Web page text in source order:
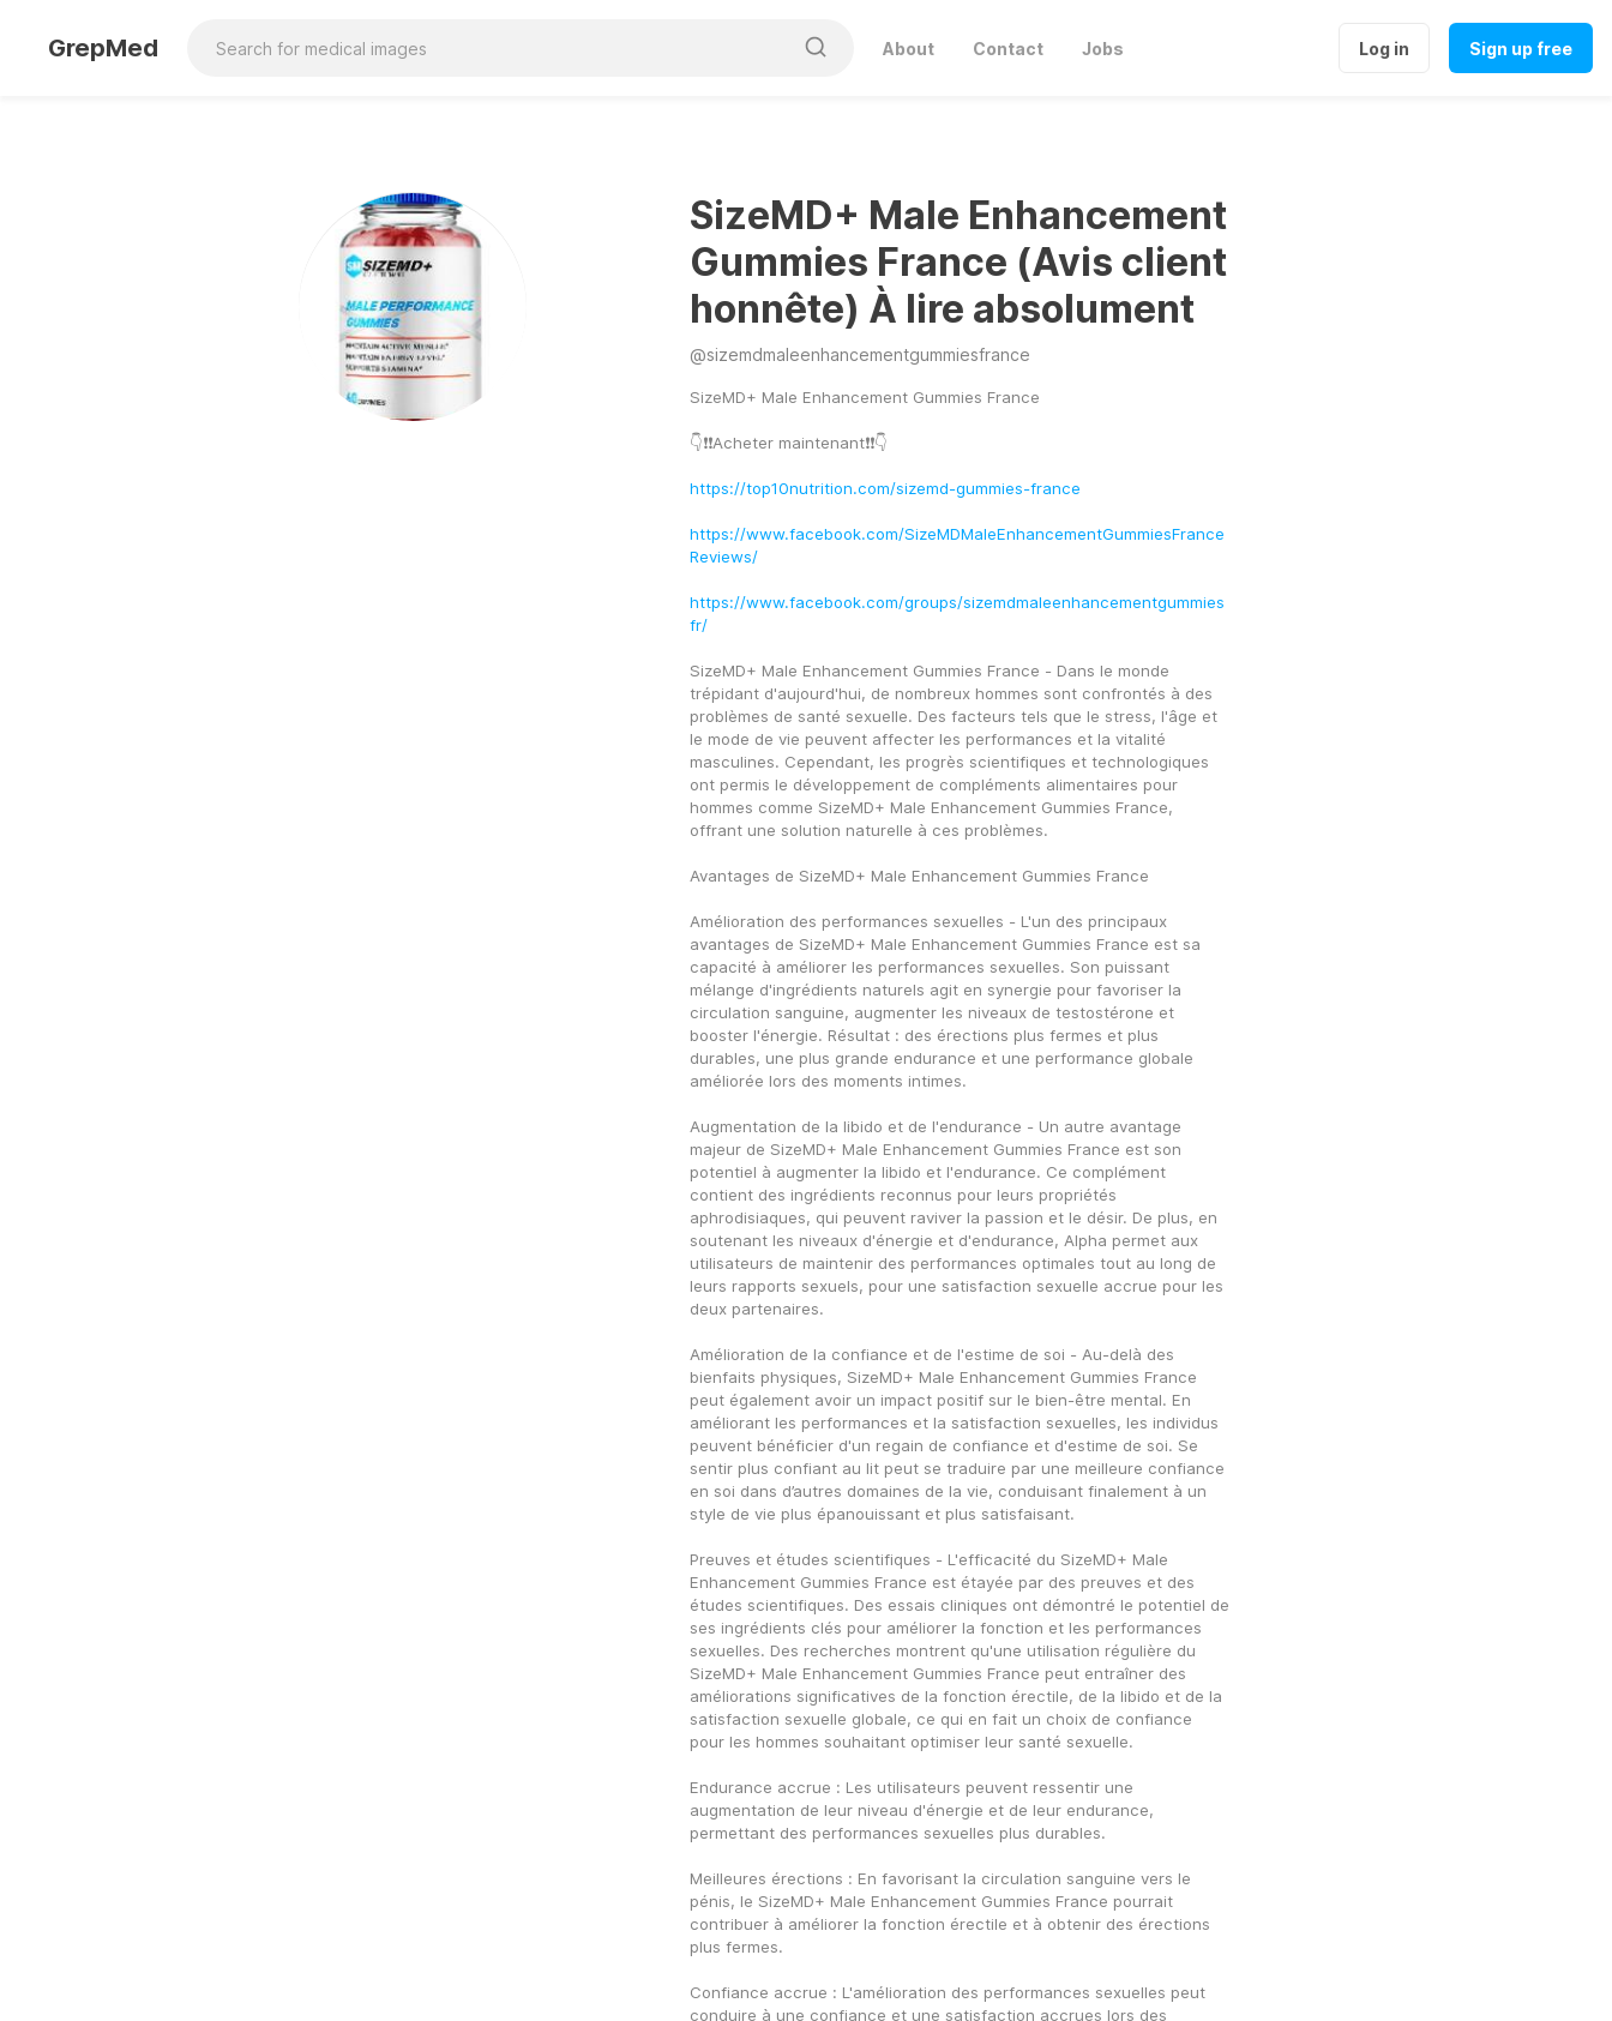
GrepMed About Contact Jobs Log in Sign up free
SizeMD+ Male Enhancement
Gummies France (Avis client
honnête) À lire absolument
@sizemdmaleenhancementgummiesfrance
SizeMD+ Male Enhancement Gummies France
👇❗❗Acheter maintenant❗❗👇
https://top10nutrition.com/sizemd-gummies-france
https://www.facebook.com/SizeMDMaleEnhancementGummiesFrance
Reviews/
https://www.facebook.com/groups/sizemdmaleenhancementgummies
fr/
SizeMD+ Male Enhancement Gummies France - Dans le monde
trépidant d'aujourd'hui, de nombreux hommes sont confrontés à des
problèmes de santé sexuelle. Des facteurs tels que le stress, l'âge et
le mode de vie peuvent affecter les performances et la vitalité
masculines. Cependant, les progrès scientifiques et technologiques
ont permis le développement de compléments alimentaires pour
hommes comme SizeMD+ Male Enhancement Gummies France,
offrant une solution naturelle à ces problèmes.
Avantages de SizeMD+ Male Enhancement Gummies France
Amélioration des performances sexuelles - L'un des principaux
avantages de SizeMD+ Male Enhancement Gummies France est sa
capacité à améliorer les performances sexuelles. Son puissant
mélange d'ingrédients naturels agit en synergie pour favoriser la
circulation sanguine, augmenter les niveaux de testostérone et
booster l'énergie. Résultat : des érections plus fermes et plus
durables, une plus grande endurance et une performance globale
améliorée lors des moments intimes.
Augmentation de la libido et de l'endurance - Un autre avantage
majeur de SizeMD+ Male Enhancement Gummies France est son
potentiel à augmenter la libido et l'endurance. Ce complément
contient des ingrédients reconnus pour leurs propriétés
aphrodisiaques, qui peuvent raviver la passion et le désir. De plus, en
soutenant les niveaux d'énergie et d'endurance, Alpha permet aux
utilisateurs de maintenir des performances optimales tout au long de
leurs rapports sexuels, pour une satisfaction sexuelle accrue pour les
deux partenaires.
Amélioration de la confiance et de l'estime de soi - Au-delà des
bienfaits physiques, SizeMD+ Male Enhancement Gummies France
peut également avoir un impact positif sur le bien-être mental. En
améliorant les performances et la satisfaction sexuelles, les individus
peuvent bénéficier d'un regain de confiance et d'estime de soi. Se
sentir plus confiant au lit peut se traduire par une meilleure confiance
en soi dans d’autres domaines de la vie, conduisant finalement à un
style de vie plus épanouissant et plus satisfaisant.
Preuves et études scientifiques - L'efficacité du SizeMD+ Male
Enhancement Gummies France est étayée par des preuves et des
études scientifiques. Des essais cliniques ont démontré le potentiel de
ses ingrédients clés pour améliorer la fonction et les performances
sexuelles. Des recherches montrent qu'une utilisation régulière du
SizeMD+ Male Enhancement Gummies France peut entraîner des
améliorations significatives de la fonction érectile, de la libido et de la
satisfaction sexuelle globale, ce qui en fait un choix de confiance
pour les hommes souhaitant optimiser leur santé sexuelle.
Endurance accrue : Les utilisateurs peuvent ressentir une
augmentation de leur niveau d'énergie et de leur endurance,
permettant des performances sexuelles plus durables.
Meilleures érections : En favorisant la circulation sanguine vers le
pénis, le SizeMD+ Male Enhancement Gummies France pourrait
contribuer à améliorer la fonction érectile et à obtenir des érections
plus fermes.
Confiance accrue : L'amélioration des performances sexuelles peut
conduire à une confiance et une satisfaction accrues lors des